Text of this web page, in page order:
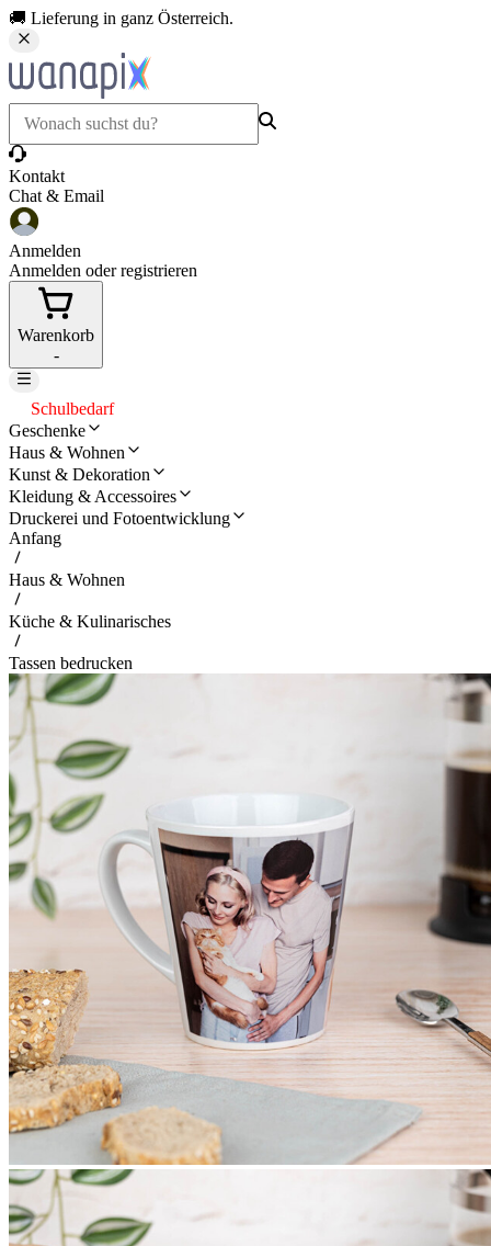
🚚 Lieferung in ganz Österreich.
Kontakt
Chat & Email
Anmelden
Anmelden oder registrieren
Warenkorb
-
Schulbedarf
Geschenke
Haus & Wohnen
Kunst & Dekoration
Kleidung & Accessoires
Druckerei und Fotoentwicklung
Anfang
Haus & Wohnen
Küche & Kulinarisches
Tassen bedrucken